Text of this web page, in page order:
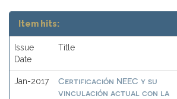
Item hits:
Issue
Date
Title
Jan-2017
Certificación NEEC y su
vinculación actual con la